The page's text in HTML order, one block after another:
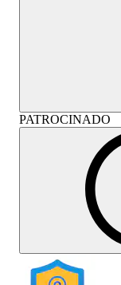
PATROCINADO